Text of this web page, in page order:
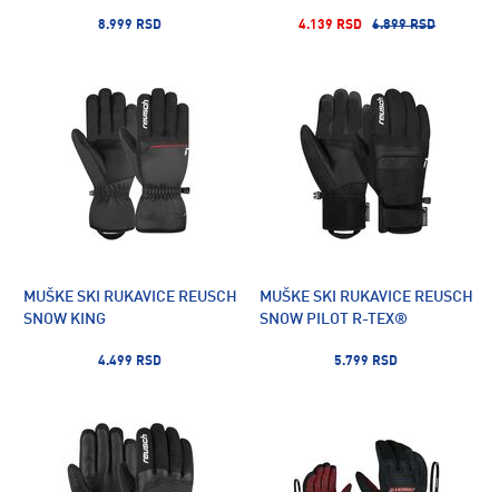
8.999 RSD 4.139 RSD 6.899 RSD
MUŠKE SKI RUKAVICE REUSCH
SNOW KING
4.499 RSD
MUŠKE SKI RUKAVICE REUSCH
SNOW PILOT R-TEX®
5.799 RSD